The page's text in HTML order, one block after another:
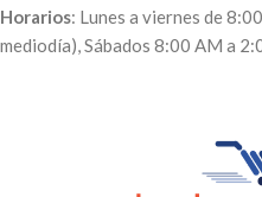
Horarios: Lunes a viernes de
mediodía), Sábados 8:00 AM a